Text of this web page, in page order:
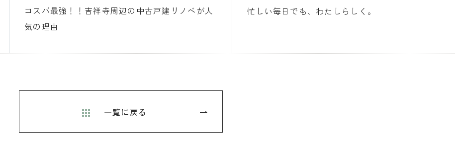
コスパ最強！！吉祥寺周辺の中古戸建リノベが人
気の理由
忙しい毎日でも、わたしらしく。
一覧に戻る